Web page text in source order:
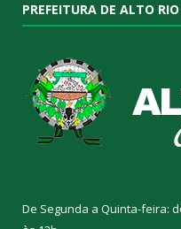
PREFEITURA DE ALTO
De Segunda a Quinta-feira: